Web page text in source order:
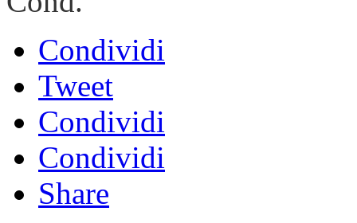
Condividi
Tweet
Condividi
Condividi
Share